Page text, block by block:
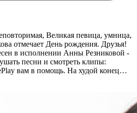
Великая певица, умница,
отмечает День рождения. Друзья!
в исполнении Анны Резниковой -
песни и смотреть клипы:
вам в помощь. На худой конец…